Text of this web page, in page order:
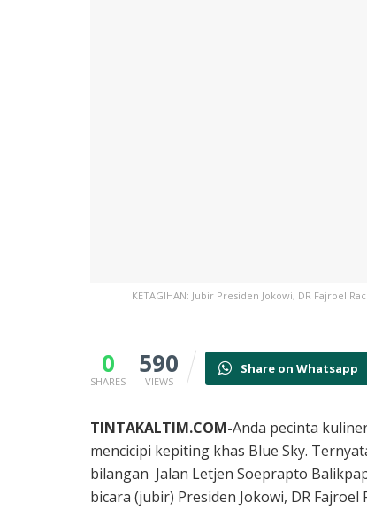
KETAGIHAN: Jubir Presiden Jokowi, DR Fajroel
0
SHARES
590
VIEWS
Share on Whatsapp
TINTAKALTIM.COM-Anda pecinta
mencicipi kepiting khas Blue Sky.
bilangan Jalan Letjen Soeprapto
bicara (jubir) Presiden Jokowi, DR Fajroel